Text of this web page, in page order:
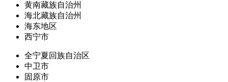
黄南藏族自治州
海北藏族自治州
海东地区
西宁市
全宁夏回族自治区
中卫市
固原市